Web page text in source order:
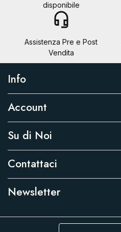
disponibile
headset_mic
Assistenza Pre e Post
Vendita
Info
Account
Su di Noi
Contattaci
Newsletter